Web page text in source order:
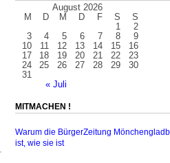
August 2026
M
D M D F S S
« Juli
1
2
3
4 5 6 7 8
9
10
11 12 13 14 15
16
17
18 19 20 21 22
23
24
25 26 27 28 29
30
31
MITMACHEN !
Warum die BürgerZeitung
ist, wie sie ist